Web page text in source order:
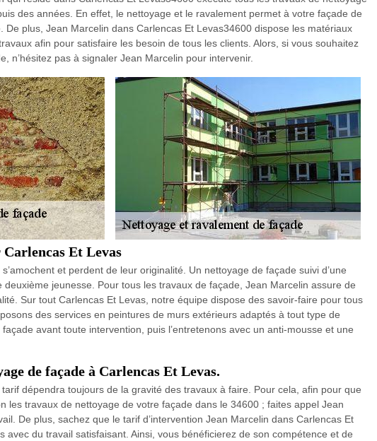
des années. En effet, le nettoyage et le ravalement permet à votre façade de
De plus, Jean Marcelin dans Carlencas Et Levas34600 dispose les matériaux
afin pour satisfaire les besoin de tous les clients. Alors, si vous souhaitez
n’hésitez pas à signaler Jean Marcelin pour intervenir.
Et Levas
et perdent de leur originalité. Un nettoyage de façade suivi d’une
jeunesse. Pour tous les travaux de façade, Jean Marcelin assure de
Sur tout Carlencas Et Levas, notre équipe dispose des savoir-faire pour tous
des services en peintures de murs extérieurs adaptés à tout type de
avant toute intervention, puis l’entretenons avec un anti-mousse et une
de façade à Carlencas Et Levas.
dépendra toujours de la gravité des travaux à faire. Pour cela, afin pour que
les travaux de nettoyage de votre façade dans le 34600 ; faites appel Jean
De plus, sachez que le tarif d’intervention Jean Marcelin dans Carlencas Et
avec du travail satisfaisant. Ainsi, vous bénéficierez de son compétence et de